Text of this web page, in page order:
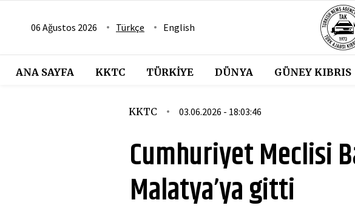
06 Ağustos 2026 Türkçe English
ANA SAYFA KKTC TÜRKIYE DÜNYA GÜNEY KIBRIS
KKTC 03.06.2026 - 18:03:46
Cumhuriyet Meclisi
Malatya’ya gitti